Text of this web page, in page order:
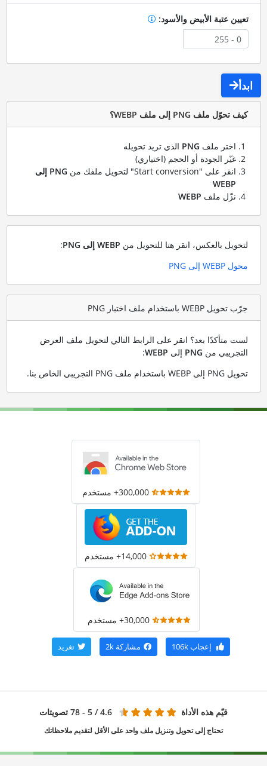
تعيين عتبة الأبيض والأسود:
ابدأ
كيف تحوّل ملف PNG إلى ملف WEBP؟
اختر ملف PNGالذي تريد تحويله
غيّر الجودة أو الحجم (اختياري)
انقر على "Start conversion" لتحويل ملفك من
PNG إلى
WEBP
نزّل ملف WEBP
لتحويل بالعكس، انقر هنا للتحويل من WEBP إلى PNG
:
محول WEBP إلى PNG
جرّب تحويل WEBP باستخدام ملف اختبار PNG
لست متأكدًا بعد؟ انقر على الرابط التالي لتحويل ملف العرض
التجريبي من PNGإلى WEBP
:
تحويل PNG إلى WEBP باستخدام ملف PNG التجريبي الخاص بنا
.
300,000+ مستخدم
14,000+ مستخدم
30,000+ مستخدم
إعجاب106k مشاركة 2k تغريد
قيّم هذه الأداة 4.6 / 5 - 78 تصويتات
تحتاج إلى تحويل وتنزيل ملف واحد على الأقل لتقديم ملاحظاتك